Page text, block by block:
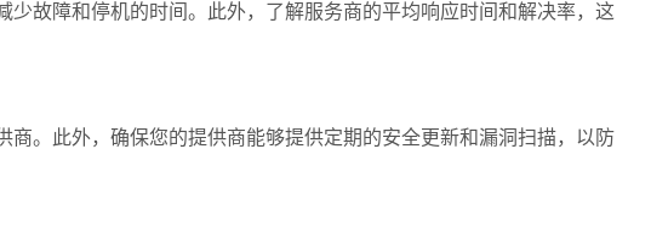
故障和停机的时间。此外，了解服务商的平均响应时间和解决率，这
。此外，确保您的提供商能够提供定期的安全更新和漏洞扫描，以防